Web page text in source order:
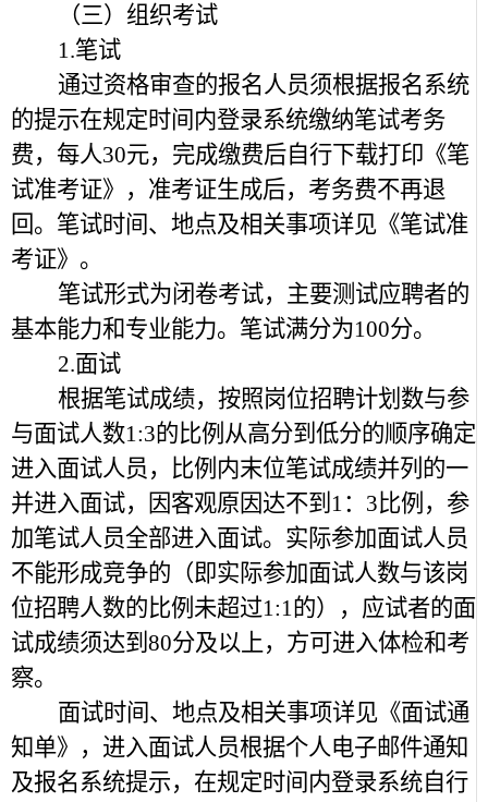
（三）组织考试
1.笔试
通过资格审查的报名人员须根据报名系统
的提示在规定时间内登录系统缴纳笔试考务
费，每人30元，完成缴费后自行下载打印《笔
试准考证》，准考证生成后，考务费不再退
回。笔试时间、地点及相关事项详见《笔试准
考证》。
笔试形式为闭卷考试，主要测试应聘者的
基本能力和专业能力。笔试满分为100分。
2.面试
根据笔试成绩，按照岗位招聘计划数与参
与面试人数1:3的比例从高分到低分的顺序确定
进入面试人员，比例内末位笔试成绩并列的一
并进入面试，因客观原因达不到1：3比例，参
加笔试人员全部进入面试。实际参加面试人员
不能形成竞争的（即实际参加面试人数与该岗
位招聘人数的比例未超过1:1的），应试者的面
试成绩须达到80分及以上，方可进入体检和考
察。
面试时间、地点及相关事项详见《面试通
知单》，进入面试人员根据个人电子邮件通知
及报名系统提示，在规定时间内登录系统自行